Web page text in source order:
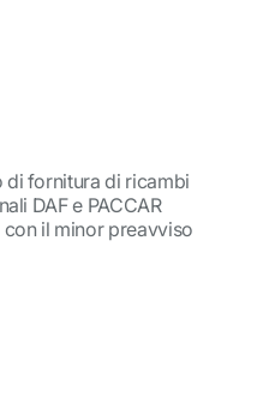
di fornitura di ricambi
DAF e PACCAR
il minor preavviso